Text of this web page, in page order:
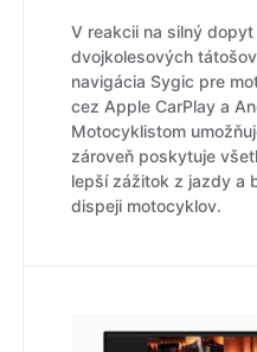
V reakcii na silný
dvojkolesových
navigácia Sygic pre
cez Apple CarPlay a
Motocyklistom
zároveň poskytuje
lepší zážitok z jazdy a
dispeji motocyklov.